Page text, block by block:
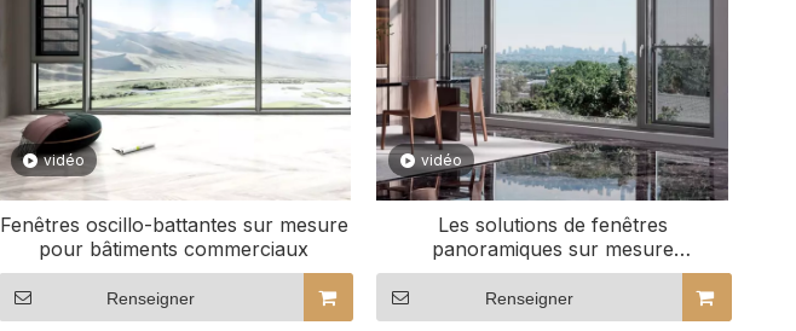
vidéo
Fenêtres oscillo-battantes sur mesure
pour bâtiments commerciaux
Renseigner
vidéo
Les solutions de fenêtres
panoramiques sur mesure
redéfinissent votre vue
Renseigner